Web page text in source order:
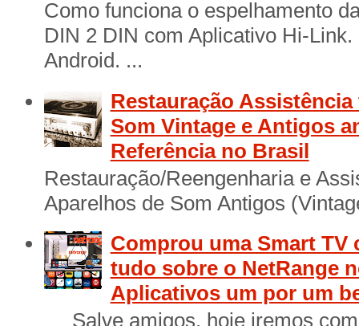
Como funciona o espelhamento
DIN 2 DIN com Aplicativo Hi-
Android. ...
Restauração
Som Vintage e Antigos
Referência no Brasil
Restauração/Reengenharia e
Aparelhos de Som Antigos
Comprou uma Smart TV
tudo sobre o NetRange
Aplicativos um por um
Salve amigos, hoje iremos